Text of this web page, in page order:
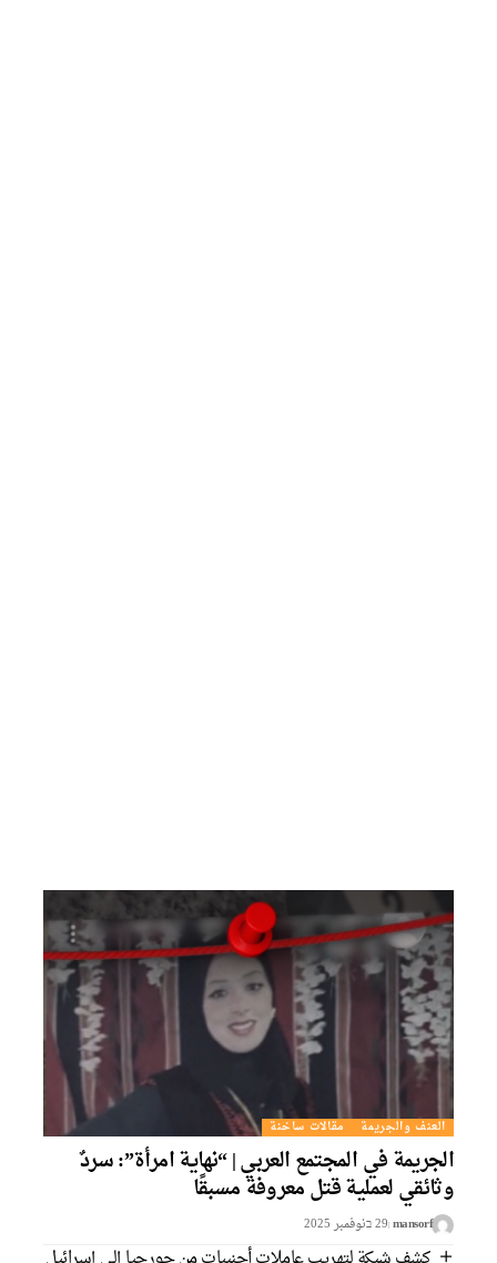
العنف والجريمة مقالات ساخنة
الجريمة في المجتمع العربي | “نهاية امرأة”: سردٌ
وثائقي لعملية قتل معروفة مسبقًا
mansorf 29 בنوفمبر 2025